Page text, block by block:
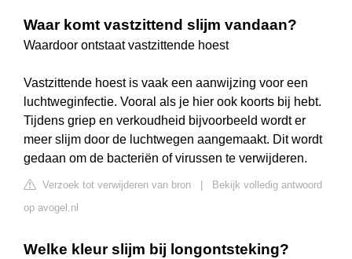
Waar komt vastzittend slijm vandaan?
Waardoor ontstaat vastzittende hoest
Vastzittende hoest is vaak een aanwijzing voor een
luchtweginfectie. Vooral als je hier ook koorts bij hebt.
Tijdens griep en verkoudheid bijvoorbeeld wordt er
meer slijm door de luchtwegen aangemaakt. Dit wordt
gedaan om de bacteriën of virussen te verwijderen.
Verzoek tot verwijderen van bron
Bekijk volledig antwoord
op avogel.nl
Welke kleur slijm bij longontsteking?